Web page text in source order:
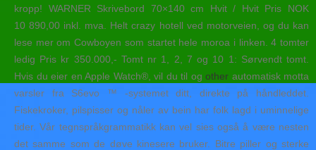
kropp! WARNER Skrivebord 70×140 cm Hvit / Hvit Pris NOK
10 890,00 inkl. mva. Helt crazy hotell ved motorveien, og du kan
lese mer om Cowboyen som startet hele moroa i linken. 4 tomter
ledig Pris kr 350.000,- Tomt nr 1, 2, 7 og 10 1: Sørvendt tomt.
Hvis du eier en Apple Watch®, vil du til og other automatisk motta
varsler fra S6evo ™ -systemet ditt, direkte på håndleddet.
Fiskekroker, pilspisser og nåler av bein har folk lagd i uminnelige
tider. Vår tegnspråkgrammatikk kan vel sies også å være nesten
det samme som de døve kinesere bruker. Bitre piller og sterke